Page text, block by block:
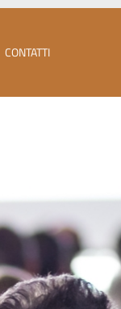
CONTATTI